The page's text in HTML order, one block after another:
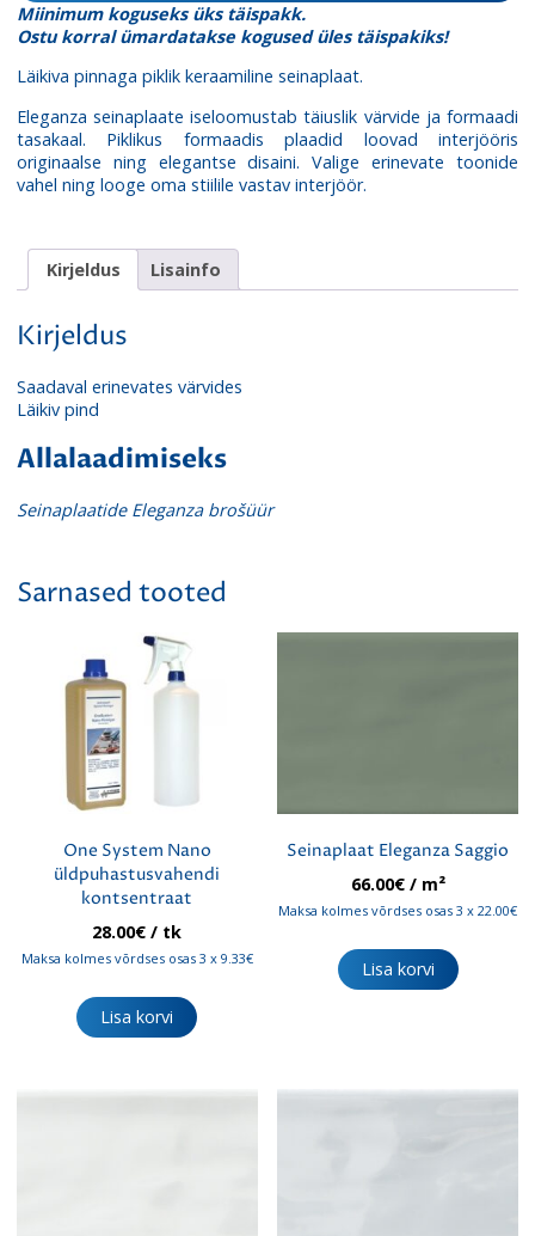
Miinimum koguseks üks täispakk.
Ostu korral ümardatakse kogused üles täispakiks!
Läikiva pinnaga piklik keraamiline seinaplaat.
Eleganza seinaplaate iseloomustab täiuslik värvide ja formaadi
tasakaal. Piklikus formaadis plaadid loovad interjööris
originaalse ning elegantse disaini. Valige erinevate toonide
vahel ning looge oma stiilile vastav interjöör.
Kirjeldus Lisainfo
Kirjeldus
Saadaval erinevates värvides
Läikiv pind
Allalaadimiseks
Seinaplaatide Eleganza brošüür
Sarnased tooted
One System Nano
üldpuhastusvahendi
kontsentraat
28.00€ / tk
Maksa kolmes võrdses osas 3 x 9.33€
Lisa korvi
Seinaplaat Eleganza Saggio
66.00€/ m²
Maksa kolmes võrdses osas 3 x 22.00€
Lisa korvi